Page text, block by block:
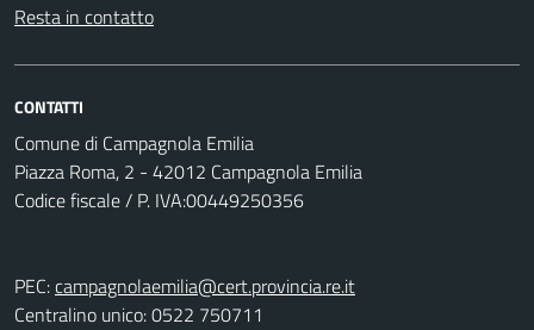
Resta in contatto
CONTATTI
Comune di Campagnola Emilia
Piazza Roma, 2 - 42012 Campagnola Emilia
Codice fiscale / P. IVA:00449250356
PEC:campagnolaemilia@cert.provincia.re.it
Centralino unico: 0522 750711